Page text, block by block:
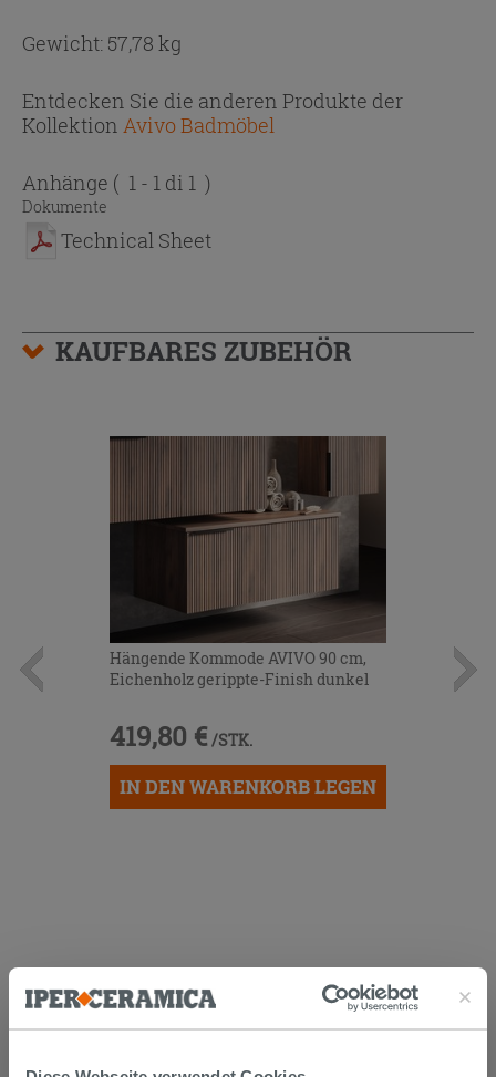
Gewicht: 57,78 kg
Entdecken Sie die anderen Produkte der
Kollektion Avivo Badmöbel
Anhänge ( 1 - 1 di 1 )
Dokumente
Technical Sheet
KAUFBARES ZUBEHÖR
Hängende Kommode AVIVO 90 cm,
Eichenholz gerippte-Finish dunkel
419,80 € /STK.
IN DEN WARENKORB LEGEN
KUNDEN, DIE DIESEN ARTIKEL